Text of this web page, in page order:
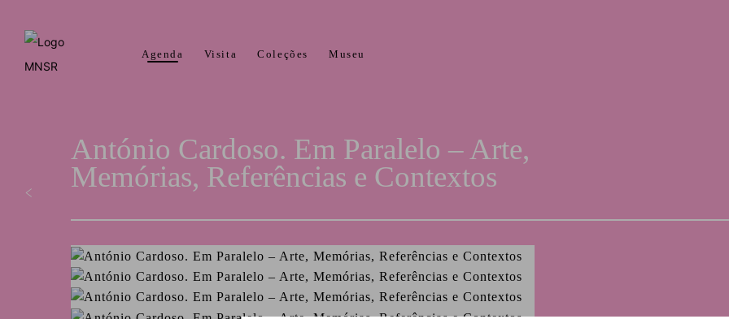
Agenda Visita Coleções Museu
António Cardoso. Em Paralelo – Arte,
Memórias, Referências e Contextos